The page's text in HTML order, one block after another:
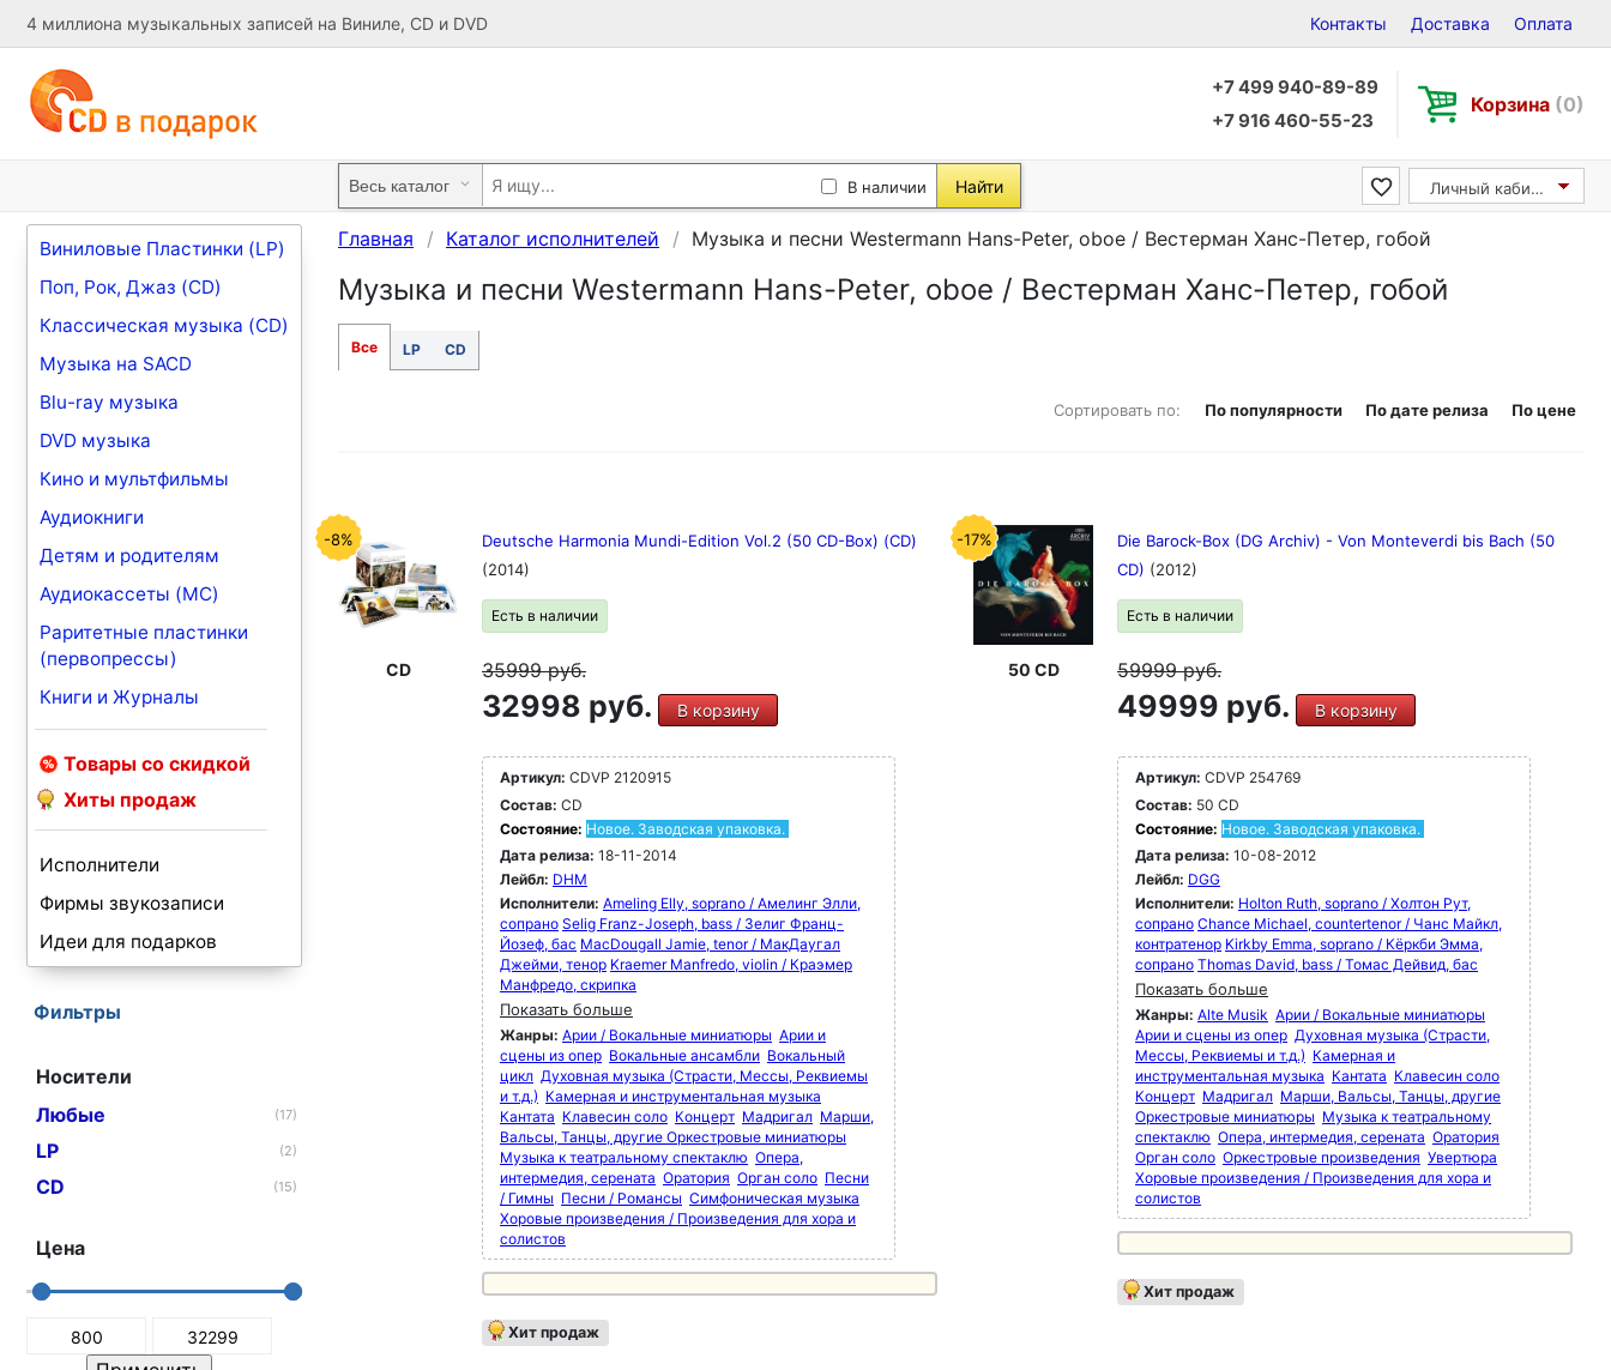
4 миллиона музыкальных записей на Виниле, CD и DVD Контакты Доставка Оплата
+7 499 940-89-89
+7 916 460-55-23
Корзина (0)
В наличии Найти Личный кабинет
Виниловые Пластинки (LP)
Поп, Рок, Джаз (CD)
Классическая музыка (CD)
Музыка на SACD
Blu-ray музыка
DVD музыка
Кино и мультфильмы
Аудиокниги
Детям и родителям
Аудиокассеты (MC)
Раритетные пластинки
(первопрессы)
Книги и Журналы
Товары со скидкой
Хиты продаж
Исполнители
Фирмы звукозаписи
Идеи для подарков
Фильтры
Носители
Любые
(17)
LP (2)
CD (15)
Цена
Главная Каталог исполнителей Музыка и песни Westermann Hans-Peter, oboe / Вестерман Ханс-Петер, гобой
Музыка и песни Westermann Hans-Peter, oboe / Вестерман Ханс-Петер, гобой
Все LP CD
Сортировать по: По популярности По дате релиза По цене
-8%
CD
Deutsche Harmonia Mundi-Edition Vol.2 (50 CD-Box) (CD)
(2014)
Есть в наличии
35999руб.
32998 руб. В корзину
Артикул: CDVP 2120915
Состав: CD
Состояние: Новое. Заводская упаковка.
Дата релиза: 18-11-2014
Лейбл: DHM
Исполнители: Ameling Elly, soprano / Амелинг Элли,
сопрано Selig Franz-Joseph, bass / Зелиг Франц-
Йозеф, бас MacDougall Jamie, tenor / МакДаугал
Джейми, тенор Kraemer Manfredo, violin / Краэмер
Манфредо, скрипка
Показать больше
Жанры: Арии / Вокальные миниатюры Арии и
сцены из опер Вокальные ансамбли Вокальный
цикл Духовная музыка (Страсти, Мессы, Реквиемы
и т.д.) Камерная и инструментальная музыка
Кантата Клавесин соло Концерт Мадригал Марши,
Вальсы, Танцы, другие Оркестровые миниатюры
Музыка к театральному спектаклю Опера,
интермедия, серената Оратория Орган соло Песни
/ Гимны Песни / Романсы Симфоническая музыка
Хоровые произведения / Произведения для хора и
солистов
Хит продаж
-17%
50 CD
Die Barock-Box (DG Archiv) - Von Monteverdi bis Bach (50
CD) (2012)
Есть в наличии
59999руб.
49999 руб. В корзину
Артикул: CDVP 254769
Состав: 50 CD
Состояние: Новое. Заводская упаковка.
Дата релиза: 10-08-2012
Лейбл: DGG
Исполнители: Holton Ruth, soprano / Холтон Рут,
сопрано Chance Michael, countertenor / Чанс Майкл,
контратенор Kirkby Emma, soprano / Кёркби Эмма,
сопрано Thomas David, bass / Томас Дейвид, бас
Показать больше
Жанры: Alte Musik Арии / Вокальные миниатюры
Арии и сцены из опер Духовная музыка (Страсти,
Мессы, Реквиемы и т.д.) Камерная и
инструментальная музыка Кантата Клавесин соло
Концерт Мадригал Марши, Вальсы, Танцы, другие
Оркестровые миниатюры Музыка к театральному
спектаклю Опера, интермедия, серената Оратория
Орган соло Оркестровые произведения Увертюра
Хоровые произведения / Произведения для хора и
солистов
Хит продаж